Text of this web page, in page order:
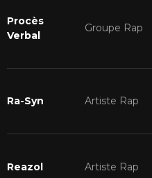
Procès
Verbal
Groupe Rap
Ra-Syn Artiste Rap
Reazol Artiste Rap